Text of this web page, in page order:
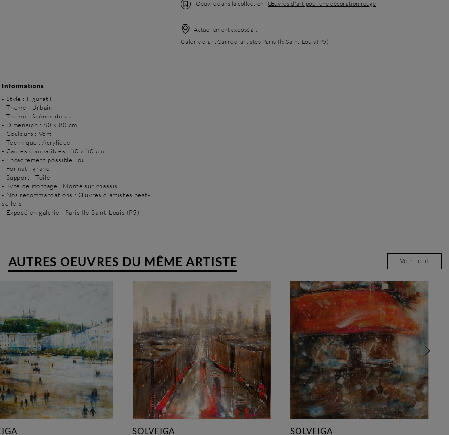
Oeuvre dans la collection : Œuvres d'art pour une décoration rouge
Actuellement exposé à :
Galerie d'art Carré d'artistes Paris Ile Saint-Louis (P5)
Informations
- Style : Figuratif
- Theme : Urbain
- Theme : Scènes de vie
- Dimension : 80 x 80 cm
- Couleurs : Vert
- Technique : Acrylique
- Cadres compatibles : 80 x 80 cm
- Encadrement possible : oui
- Format : grand
- Support : Toile
- Type de montage : Monté sur chassis
- Nos recommandations : Œuvres d’artistes best-
sellers
- Exposé en galerie : Paris Ile Saint-Louis (P5)
AUTRES OEUVRES DU MÊME ARTISTE Voir tout
SOLVEIGA SOLVEIGA